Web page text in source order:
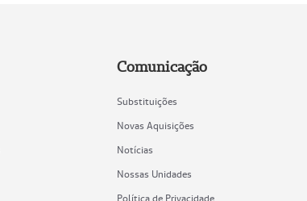
Comunicação
Substituições
Novas Aquisições
Notícias
Nossas Unidades
Política de Privacidade